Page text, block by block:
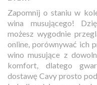
Zapomnij o staniu w
wina musującego!
możesz wygodnie
online, porównywać ich
wino musujące z
komfort, dlatego
dostawę Cavy prosto